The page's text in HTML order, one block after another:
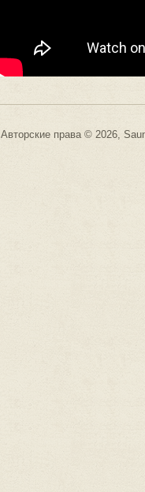
Авторские права © 2026,